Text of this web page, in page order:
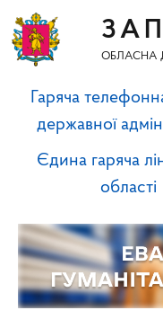
ОБЛАСНА
Гаряча
державної
Єдина гаряча
області